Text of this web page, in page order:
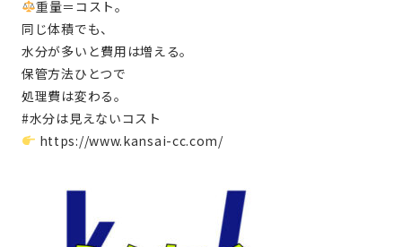
重量＝コスト。
同じ体積でも、
水分が多いと費用は増える。
保管方法ひとつで
処理費は変わる。
#水分は見えないコスト
https://www.kansai-cc.com/